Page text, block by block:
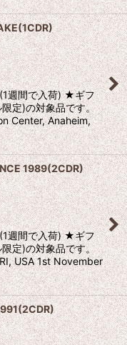
週間で入荷) ★ギフ
定)の対象品です。
Center, Anaheim,
1989(2CDR)
週間で入荷) ★ギフ
定)の対象品です。
USA 1st November